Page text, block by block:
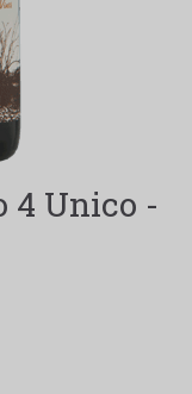
4 Unico -